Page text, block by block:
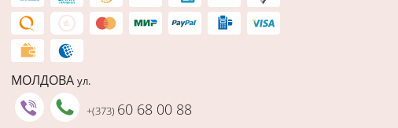
МОЛДОВА ул.
+(373) 60 68 00 88